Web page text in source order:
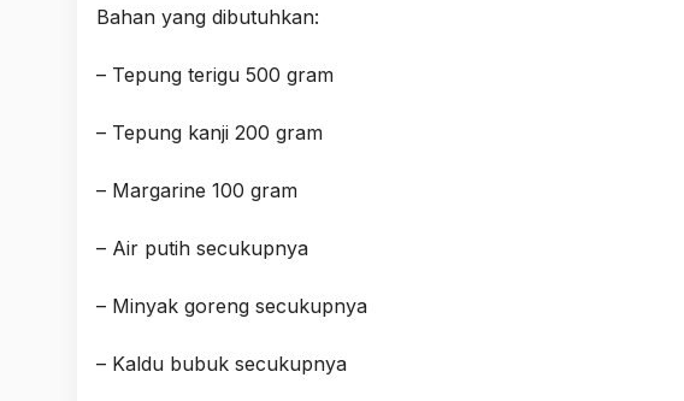
Bahan yang dibutuhkan:
– Tepung terigu 500 gram
– Tepung kanji 200 gram
– Margarine 100 gram
– Air putih secukupnya
– Minyak goreng secukupnya
– Kaldu bubuk secukupnya